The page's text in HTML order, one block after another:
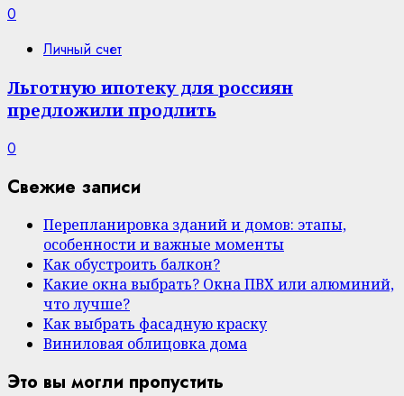
0
Личный счет
Льготную ипотеку для россиян
предложили продлить
0
Свежие записи
Перепланировка зданий и домов: этапы,
особенности и важные моменты
Как обустроить балкон?
Какие окна выбрать? Окна ПВХ или алюминий,
что лучше?
Как выбрать фасадную краску
Виниловая облицовка дома
Это вы могли пропустить